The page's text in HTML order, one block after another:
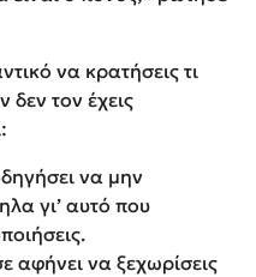
να κρατήσεις τι
δεν τον έχεις
να μην
γι’ αυτό που
αφήνει να ξεχωρίσεις